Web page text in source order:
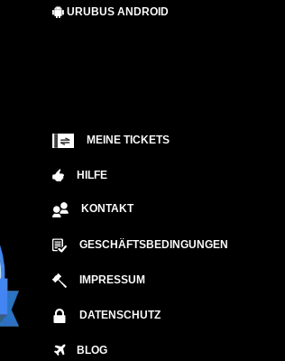
URUBUS ANDROID
MEINE TICKETS
HILFE
KONTAKT
GESCHÄFTSBEDINGUNGEN
IMPRESSUM
DATENSCHUTZ
BLOG